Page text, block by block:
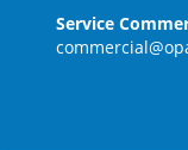
Service